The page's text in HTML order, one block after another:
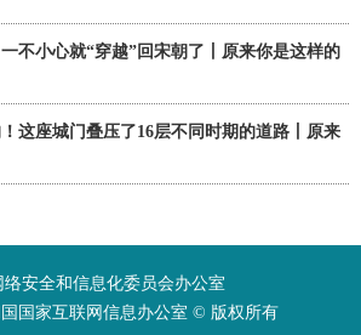
不小心就“穿越”回宋朝了丨原来你是这样的
这座城门叠压了16层不同时期的道路丨原来
络安全和信息化委员会办公室
国家互联网信息办公室 © 版权所有